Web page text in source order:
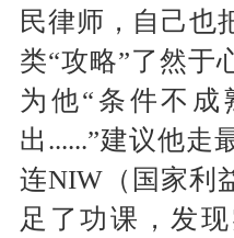
民律师，自己也
类“攻略”了然于
为他“条件不成
出 ......”建议他走
连NIW （国家利
足了功课，发